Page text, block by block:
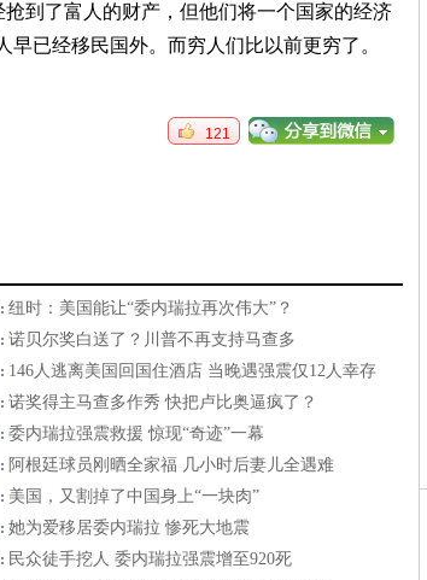
到了富人的财产，但他们将一个国家的经济
已经移民国外。而穷人们比以前更穷了。
121
纽时：美国能让“委内瑞拉再次伟大”？
诺贝尔奖白送了？川普不再支持马查多
146人逃离美国回国住酒店 当晚遇强震仅12人幸存
诺奖得主马查多作秀 快把卢比奥逼疯了？
委内瑞拉强震救援 惊现“奇迹”一幕
阿根廷球员刚晒全家福 几小时后妻儿全遇难
美国，又割掉了中国身上“一块肉”
她为爱移居委内瑞拉 惨死大地震
民众徒手挖人 委内瑞拉强震增至920死